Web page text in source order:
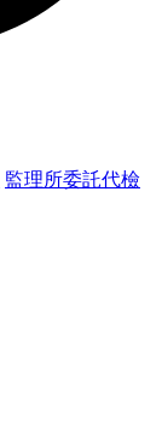
監理所委託代檢